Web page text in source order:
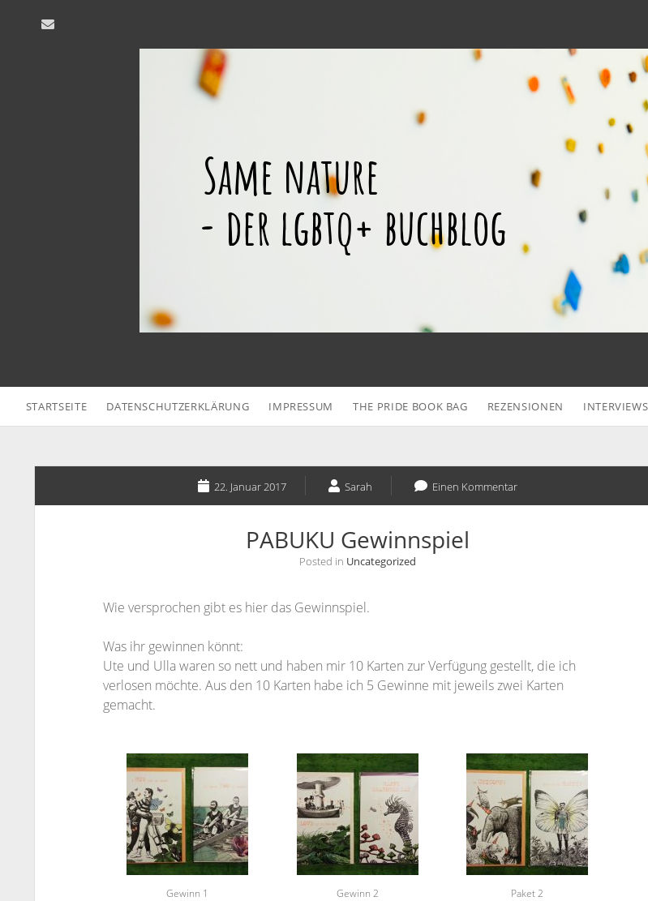
email
same
nature
STARTSEITE DATENSCHUTZERKLÄRUNG IMPRESSUM THE PRIDE BOOK BAG REZENSIONEN INTERVIEWS
22. Januar 2017 Sarah Einen Kommentar
PABUKU Gewinnspiel
Posted in Uncategorized
Wie versprochen gibt es hier das Gewinnspiel.
Was ihr gewinnen könnt:
Ute und Ulla waren so nett und haben mir 10 Karten zur Verfügung gestellt, die ich
verlosen möchte. Aus den 10 Karten habe ich 5 Gewinne mit jeweils zwei Karten
gemacht.
Gewinn 1 Gewinn 2 Paket 2